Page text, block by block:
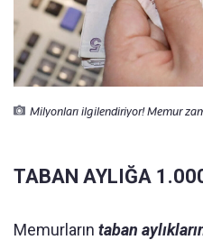
Milyonları ilgilendiriyor! Memur
TABAN AYLIĞA
Memurların taban